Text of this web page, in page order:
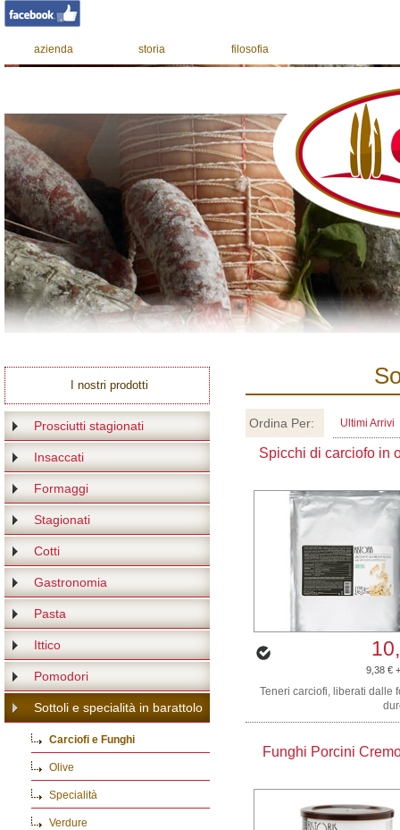
azienda storia filosofia
I nostri prodotti
Prosciutti stagionati
Insaccati
Formaggi
Stagionati
Cotti
Gastronomia
Pasta
Ittico
Pomodori
Sottoli e specialità in barattolo
Carciofi e Funghi
Olive
Specialità
Verdure
Ordina Per: Ultimi Arrivi
Spicchi di carciofo in
9,38 €
Teneri carciofi, liberati dalle
Funghi Porcini